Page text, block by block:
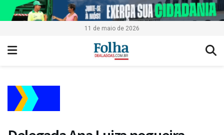
11 de maio de 2026